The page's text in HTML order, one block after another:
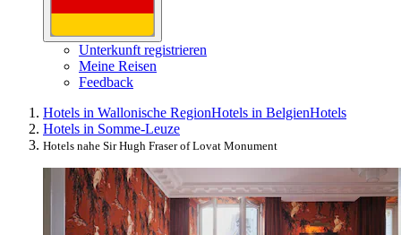
Unterkunft registrieren
Meine Reisen
Feedback
Hotels in Wallonische RegionHotels in BelgienHotels
Hotels in Somme-Leuze
Hotels nahe Sir Hugh Fraser of Lovat Monument